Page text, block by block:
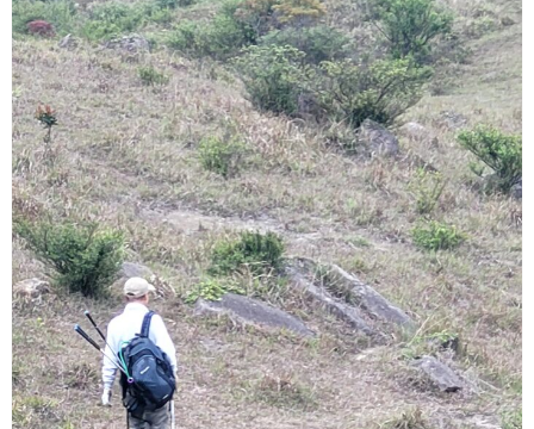
size.size.size.